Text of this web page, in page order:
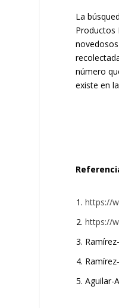
La
Productos
número
existe en
https://
https://
Aguilar-